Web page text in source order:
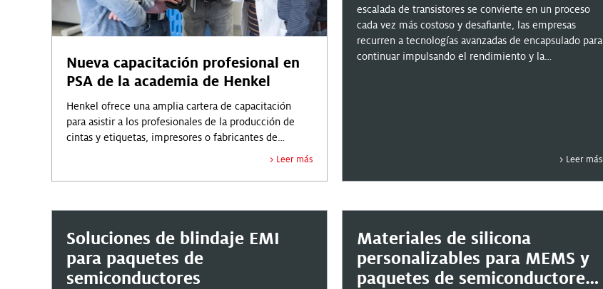
Nueva capacitación profesional en
PSA de la academia de Henkel
Henkel ofrece una amplia cartera de capacitación
para asistir a los profesionales de la producción de
cintas y etiquetas, impresores o fabricantes de
Leer más
escalada de transistores se convierte en un proceso
cada vez más costoso y desafiante, las empresas
recurren a tecnologías avanzadas de encapsulado para
continuar impulsando el rendimiento y la
que den lugar a la próxima generación de paquetes
electrónicos.
gama de soluciones de llenado bajo nivel de Henkel,
pasta no conductora (NCP) y...
Leer más
Soluciones de blindaje EMI
para paquetes de
semiconductores
Materiales de silicona
personalizables para MEMS y
paquetes de semiconductores